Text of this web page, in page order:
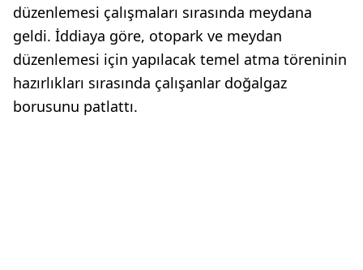
düzenlemesi çalışmaları sırasında meydana
geldi. İddiaya göre, otopark ve meydan
düzenlemesi için yapılacak temel atma töreninin
hazırlıkları sırasında çalışanlar doğalgaz
borusunu patlattı.